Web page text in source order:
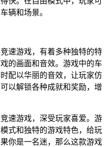
辆和场景。
速游戏，有着多种独特的特
的画面和音效。游戏中的车
配以华丽的音效，让玩家仿
以解锁各种成就和奖励，增
速游戏，深受玩家喜爱。游
式和独特的游戏特色，给玩
你是一名迷，那么这款游戏